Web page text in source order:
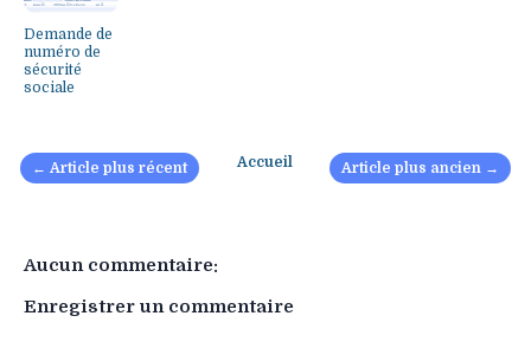
Demande de
numéro de
sécurité
sociale
← Article plus récent Article plus ancien →
Accueil
Aucun commentaire:
Enregistrer un commentaire